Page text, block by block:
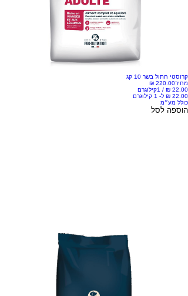
קרוסטי חתול בשר 10 קג
מחיר
/ 1קילוגרם
כולל מע״מ
הוספה לסל